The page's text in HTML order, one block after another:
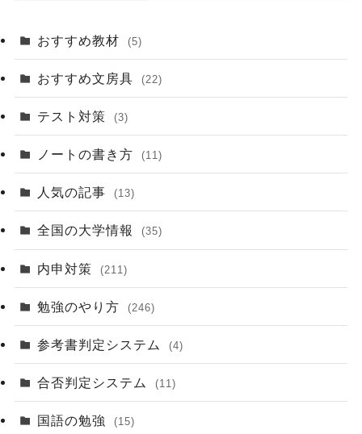
おすすめ教材 (5)
おすすめ文房具 (22)
テスト対策 (3)
ノートの書き方 (11)
人気の記事 (13)
全国の大学情報 (35)
内申対策 (211)
勉強のやり方 (246)
参考書判定システム (4)
合否判定システム (11)
国語の勉強 (15)